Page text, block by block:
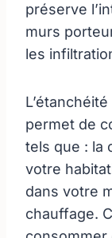
préserve
murs
les
permet de
tels que : la
votre
dans votre
chauffage.